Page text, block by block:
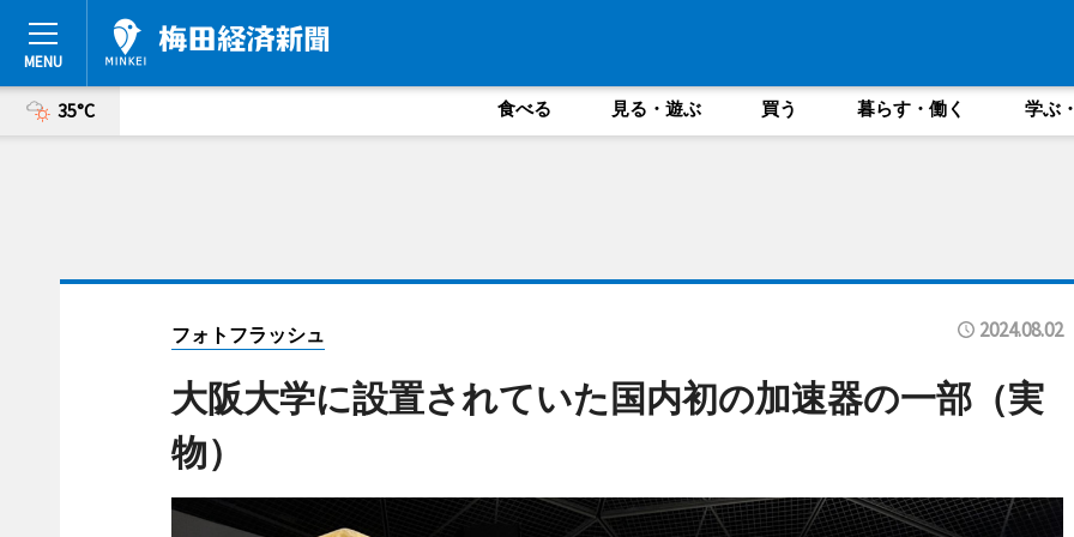
35°C 食べる 見る・遊ぶ 買う 暮らす・働く 学ぶ
フォトフラッシュ 2024.08.02
大阪大学に設置されていた国内初の加速器の一部（実
物）